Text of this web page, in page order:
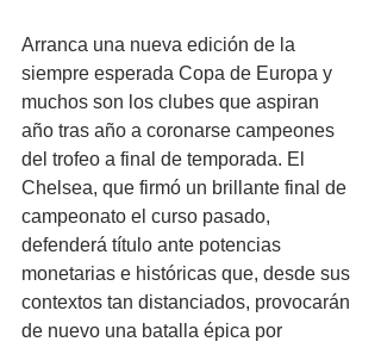
Arranca una nueva edición de la
siempre esperada Copa de Europa y
muchos son los clubes que aspiran
año tras año a coronarse campeones
del trofeo a final de temporada. El
Chelsea, que firmó un brillante final de
campeonato el curso pasado,
defenderá título ante potencias
monetarias e históricas que, desde sus
contextos tan distanciados, provocarán
de nuevo una batalla épica por